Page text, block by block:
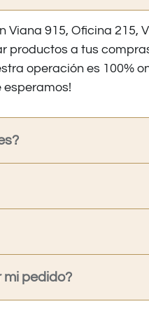
915, Oficina 215,
productos a tus
operación es 100%
esperamos!
mi pedido?